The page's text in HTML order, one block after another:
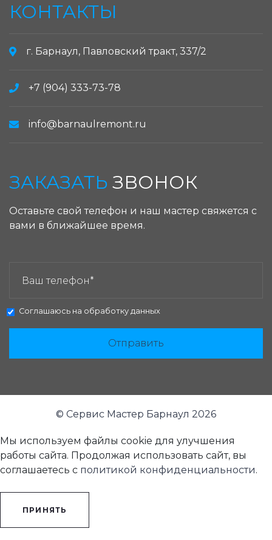
КОНТАКТЫ
г. Барнаул, Павловский тракт, 337/2
+7 (904) 333-73-78
info@barnaulremont.ru
ЗАКАЗАТЬ ЗВОНОК
Оставьте свой телефон и наш мастер свяжется с
вами в ближайшее время.
Соглашаюсь на обработку данных
Отправить
© Сервис Мастер Барнаул 2026
Мы используем файлы cookie для улучшения
работы сайта. Продолжая использовать сайт, вы
соглашаетесь с политикой конфиденциальности.
ПРИНЯТЬ